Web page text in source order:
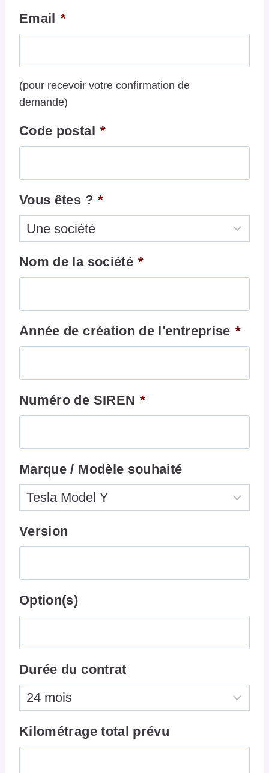
Email *
(pour recevoir votre confirmation de
demande)
Code postal *
Vous êtes ? *
Nom de la société *
Année de création de l'entreprise *
Numéro de SIREN *
Marque / Modèle souhaité
Version
Option(s)
Durée du contrat
Kilométrage total prévu